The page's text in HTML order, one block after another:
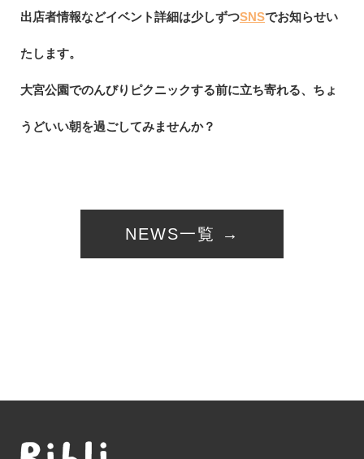
出店者情報などイベント詳細は少しずつSNSでお知らせい
たします。
大宮公園でのんびりピクニックする前に立ち寄れる、ちょ
うどいい朝を過ごしてみませんか？
NEWS一覧